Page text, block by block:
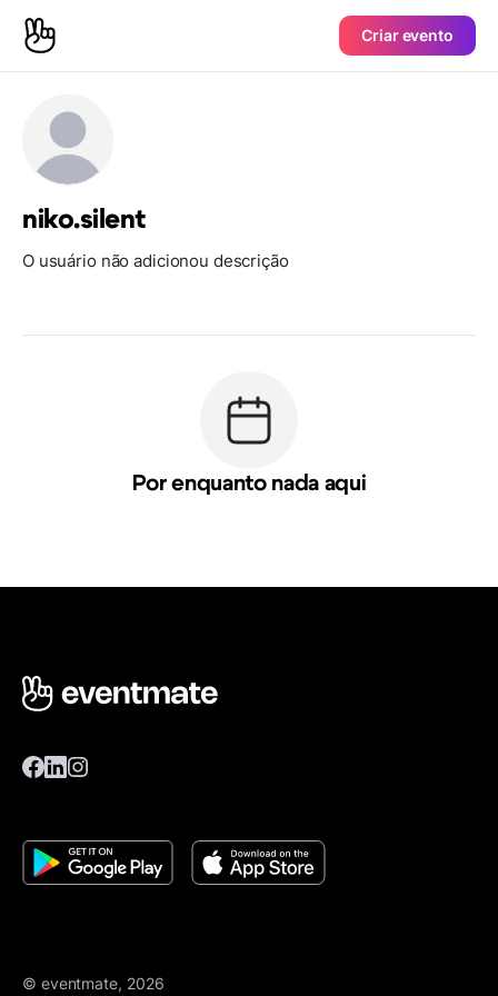
Criar evento
niko.silent
O usuário não adicionou descrição
Por enquanto nada aqui
© eventmate, 2026